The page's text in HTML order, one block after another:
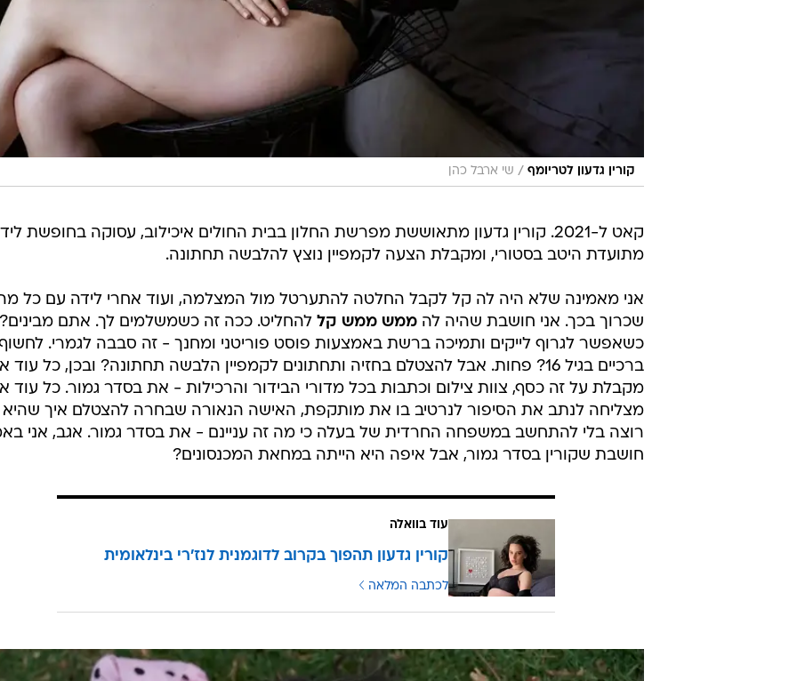
קורין גדעון לטריומף / שי ארבל כהן
קאט ל-2021. קורין גדעון מתאוששת מפרשת החלון בבית החולים איכילוב, עסוקה בחופשת
מתועדת היטב בסטורי, ומקבלת הצעה לקמפיין נוצץ להלבשה תחתונה.
כשאפשר לגרוף לייקים ותמיכה ברשת באמצעות פוסט פוריטני ומחנך - זה סבבה לגמרי. לחשוף
ברכיים בגיל 16? פחות. אבל להצטלם בחזיה ותחתונים לקמפיין הלבשה תחתונה? ובכן, כל עוד
מקבלת על זה כסף, צוות צילום וכתבות בכל מדורי הבידור והרכילות - את בסדר גמור. כל עוד
מצליחה לנתב את הסיפור לנרטיב בו את מותקפת, האישה הנאורה שבחרה להצטלם איך שהיא
חושבת שקורין בסדר גמור, אבל איפה היא הייתה במחאת המכנסונים?